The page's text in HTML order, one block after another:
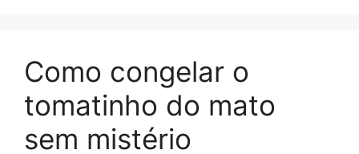
e
Como congelar o
tomatinho do mato
sem mistério